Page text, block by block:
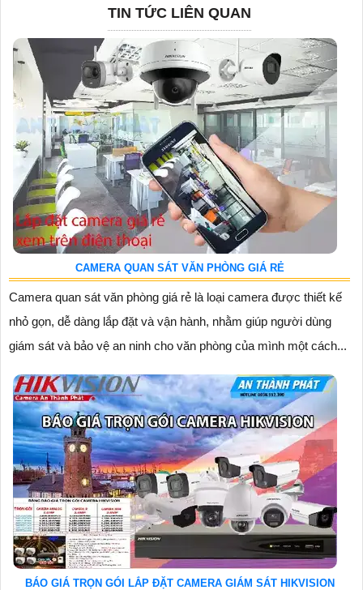
TIN TỨC LIÊN QUAN
CAMERA QUAN SÁT VĂN PHÒNG GIÁ RẺ
Camera quan sát văn phòng giá rẻ là loại camera được thiết kế
nhỏ gọn, dễ dàng lắp đặt và vận hành, nhằm giúp người dùng
giám sát và bảo vệ an ninh cho văn phòng của mình một cách...
BÁO GIÁ TRỌN GÓI LẮP ĐẶT CAMERA GIÁM SÁT HIKVISION